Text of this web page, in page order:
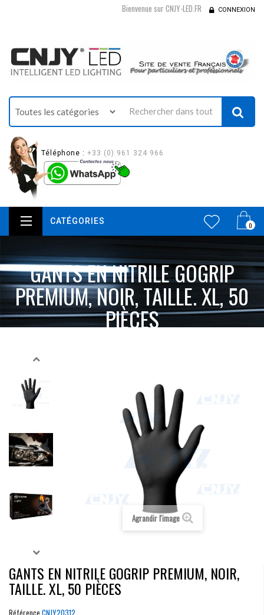
Bienvenue sur CNJY-LED.FR CONNEXION
Téléphone : +33 (0) 961 324 966
0
CATÉGORIES
GANTS EN NITRILE GOGRIP
PREMIUM, NOIR, TAILLE. XL, 50
PIÈCES
Agrandir l'image
GANTS EN NITRILE GOGRIP PREMIUM, NOIR,
TAILLE. XL, 50 PIÈCES
Référence CNJY20312